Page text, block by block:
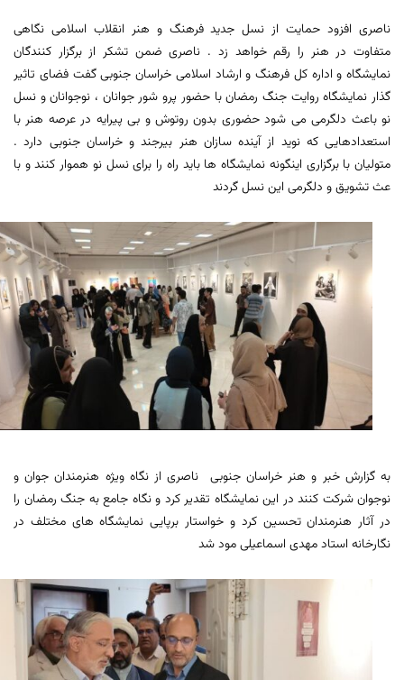
ناصری افزود حمایت از نسل جدید فرهنگ و هنر انقلاب اسلامی نگاهی
متفاوت در هنر را رقم خواهد زد . ناصری ضمن تشکر از برگزار کنندگان
نمایشگاه و اداره کل فرهنگ و ارشاد اسلامی خراسان جنوبی گفت فضای تاثیر
گذار نمایشگاه روایت جنگ رمضان با حضور پرو شور جوانان ، نوجوانان و نسل
نو باعث دلگرمی می شود حضوری بدون روتوش و بی پیرایه در عرصه هنر با
استعدادهایی که نوید از آینده سازان هنر بیرجند و خراسان جنوبی دارد .
متولیان با برگزاری اینگونه نمایشگاه ها باید راه را برای نسل نو هموار کنند و با
عث تشویق و دلگرمی این نسل گردند
به گزارش خبر و هنر خراسان جنوبی ناصری از نگاه ویژه هنرمندان جوان و
نوجوان شرکت کنند در این نمایشگاه تقدیر کرد و نگاه جامع به جنگ رمضان را
در آثار هنرمندان تحسین کرد و خواستار برپایی نمایشگاه های مختلف در
نگارخانه استاد مهدی اسماعیلی مود شد